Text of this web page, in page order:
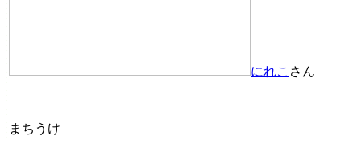
にれこ さん
まちうけ